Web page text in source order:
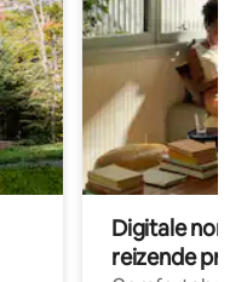
Digitale
reizende